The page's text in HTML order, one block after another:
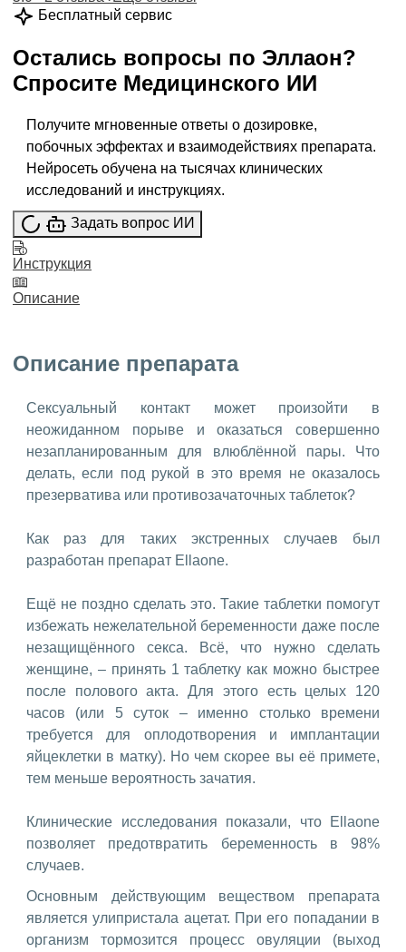
Бесплатный сервис
Остались вопросы по Эллаон?
Спросите Медицинского ИИ
Получите мгновенные ответы о дозировке,
побочных эффектах и взаимодействиях препарата.
Нейросеть обучена на тысячах клинических
исследований и инструкциях.
Задать вопрос ИИ
Инструкция
Описание
Описание препарата
Сексуальный контакт может произойти в
неожиданном порыве и оказаться совершенно
незапланированным для влюблённой пары. Что
делать, если под рукой в это время не оказалось
презерватива или противозачаточных таблеток?
Как раз для таких экстренных случаев был
разработан препарат Ellaone.
Ещё не поздно сделать это. Такие таблетки помогут
избежать нежелательной беременности даже после
незащищённого секса. Всё, что нужно сделать
женщине, – принять 1 таблетку как можно быстрее
после полового акта. Для этого есть целых 120
часов (или 5 суток – именно столько времени
требуется для оплодотворения и имплантации
яйцеклетки в матку). Но чем скорее вы её примете,
тем меньше вероятность зачатия.
Клинические исследования показали, что Ellaone
позволяет предотвратить беременность в 98%
случаев.
Основным действующим веществом препарата
является улипристала ацетат. При его попадании в
организм тормозится процесс овуляции (выход